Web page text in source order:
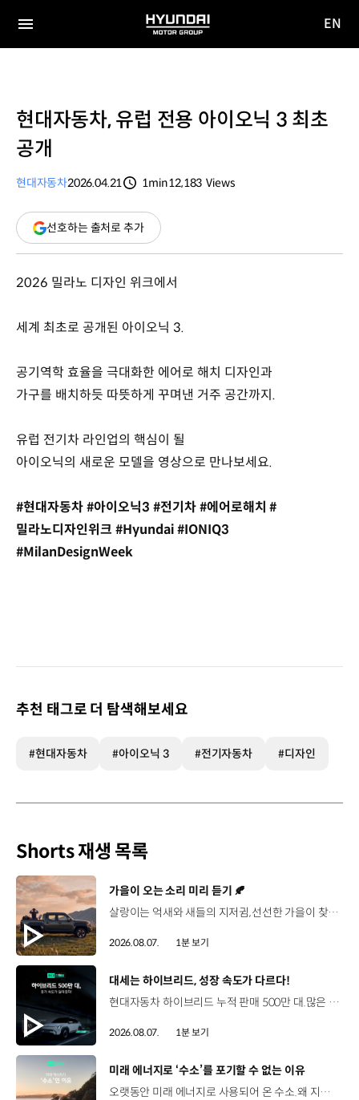
전체
HYUNDAI
MOTOR
EN
현대자동차, 유럽 전용 아이오닉 3 최초
공개
현대자동차2026.04.21
1min12,183 Views
선호하는 출처로 추가(새
창
2026 밀라노 디자인 위크에서
세계 최초로 공개된 아이오닉 3.
공기역학 효율을 극대화한 에어로 해치 디자인과
가구를 배치하듯 따뜻하게 꾸며낸 거주 공간까지.
유럽 전기차 라인업의 핵심이 될
아이오닉의 새로운 모델을 영상으로 만나보세요.
#현대자동차 #아이오닉3 #전기차 #에어로해치 #
밀라노디자인위크 #Hyundai #IONIQ3
#MilanDesignWeek
추천 태그로 더 탐색해보세요
#현대자동차 #아이오닉 3 #전기자동차 #디자인
Shorts 재생 목록
[동영상]
가을이 오는 소리 미리 듣기 🍂
살랑이는 억새와 새들의 지저귐,선선한 가을이 찾아오는 소리. 더 기아 타스만과 함께 계절을 만나보세요. 🎧 *본 영상은 AI를 활용해 제작했습니다. #기아 #더기아타스만 #타스만 #가을 #입추 #Tasman #ASMR
2026.08.07. 1분 보기
[동영상]
대세는 하이브리드, 성장 속도가 다르다!
현대자동차 하이브리드 누적 판매 500만 대.많은 운전자들이 선택한 이유는 무엇일까요? 현대진행형 팟캐스트 EP.21에서 확인하세요.📻 #현대자동차그룹 #현대진행형 #모빌리티팟캐스트 #하이브리드 #연료 #미래모빌리티 #모빌리티
2026.08.07. 1분 보기
[동영상]
미래 에너지로 ‘수소’를 포기할 수 없는 이유
오랫동안 미래 에너지로 사용되어 온 수소.왜 지금까지도 중요한 선택지로 꼽힐까요? 현대진행형 팟캐스트 EP.21에서 확인하세요.📻 #현대자동차그룹 #현대진행형 #모빌리티팟캐스트 #수소전기차 #수소에너지 #연료 #미래모빌리티 #모빌리티